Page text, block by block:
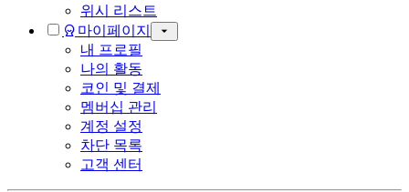
위시 리스트
마이페이지
내 프로필
나의 활동
코인 및 결제
멤버십 관리
계정 설정
차단 목록
고객 센터